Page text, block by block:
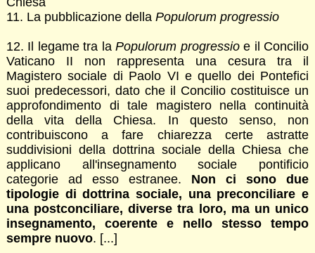
11. La pubblicazione della Populorum progressio
12. Il legame tra laPopulorum progressioe il Concilio
Vaticano II non rappresenta una cesura tra il
Magistero sociale di Paolo VI e quello dei Pontefici
suoi predecessori, dato che il Concilio costituisce un
approfondimento di tale magistero nella continuità
della vita della Chiesa. In questo senso, non
contribuiscono a fare chiarezza certe astratte
suddivisioni della dottrina sociale della Chiesa che
applicano all'insegnamento sociale pontificio
categorie ad esso estranee. Non ci sono due
tipologie di dottrina sociale, una preconciliare e
una postconciliare, diverse tra loro, ma un unico
insegnamento, coerente e nello stesso tempo
sempre nuovo. [...]